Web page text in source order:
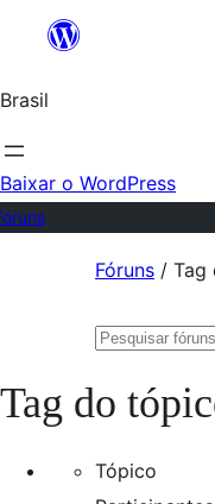
o
conteúdo
Brasil
Baixar o WordPress
Fóruns / Tag
Pesquisar
Tag do
Tópico